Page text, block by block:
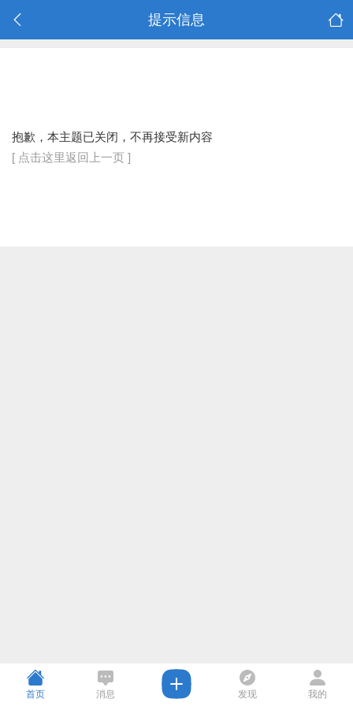
提示信息
抱歉，本主题已关闭，不再接受新内容
[ 点击这里返回上一页 ]
首页 消息 发现 我的